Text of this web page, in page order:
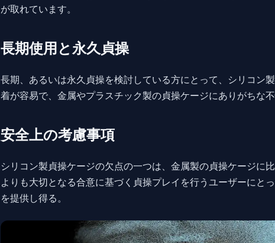
が取れています。
長期使用と永久貞操
長期、あるいは永久貞操を検討している方にとって、シリコン
着が容易で、金属やプラスチック製の貞操ケージにありがちな
安全上の考慮事項
シリコン製貞操ケージの欠点の一つは、金属製の貞操ケージに
よりも大切となる合意に基づく貞操プレイを行うユーザーにと
を提供し得る。